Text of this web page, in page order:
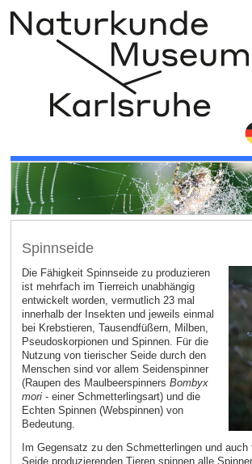
Spinnseide
Die Fähigkeit Spinnseide zu produzieren
ist mehrfach im Tierreich unabhängig
entwickelt worden, vermutlich 23 mal
innerhalb der Insekten und jeweils einmal
bei Krebstieren, Tausendfüßern, Milben,
Pseudoskorpionen und Spinnen. Für die
Nutzung von tierischer Seide durch den
Menschen sind vor allem Seidenspinner
(Raupen des Maulbeerspinners Bombyx
mori- einer Schmetterlingsart) und die
Echten Spinnen (Webspinnen) von
Bedeutung.
Im Gegensatz zu den Schmetterlingen und
Seide produzierenden Tieren spinnen alle